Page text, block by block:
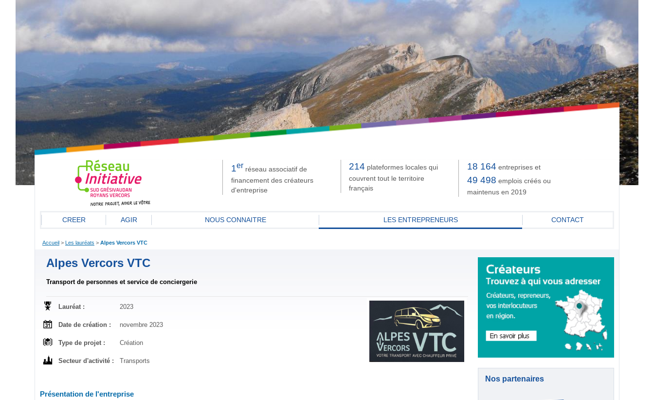
1er réseau associatif de
financement des créateurs
d'entreprise
214 plateformes locales qui
couvrent tout le territoire
français
18 164 entreprises et
49 498 emplois créés ou
maintenus en 2019
CREER AGIR NOUS CONNAITRE LES ENTREPRENEURS CONTACT
Accueil > Les lauréats > Alpes Vercors VTC
Alpes Vercors VTC
Transport de personnes et service de conciergerie
Lauréat : 2023
Date de création : novembre 2023
Type de projet : Création
Secteur d'activité : Transports
Présentation de l'entreprise
Nos partenaires